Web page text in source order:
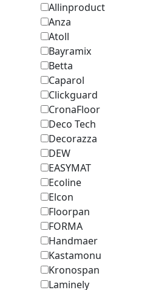
Allinproduct
Anza
Atoll
Bayramix
Betta
Caparol
Clickguard
CronaFloor
Deco Tech
Decorazza
DEW
EASYMAT
Ecoline
Elcon
Floorpan
FORMA
Handmaer
Kastamonu
Kronospan
Laminely